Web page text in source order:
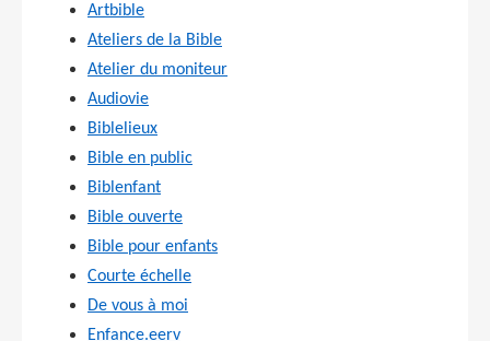
Artbible
Ateliers de la Bible
Atelier du moniteur
Audiovie
Biblelieux
Bible en public
Biblenfant
Bible ouverte
Bible pour enfants
Courte échelle
De vous à moi
Enfance.eerv